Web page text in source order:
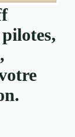
pilotes,